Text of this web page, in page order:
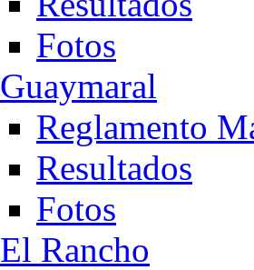
Fotos
Guaymaral
Reglamento
Resultados
Fotos
El Rancho